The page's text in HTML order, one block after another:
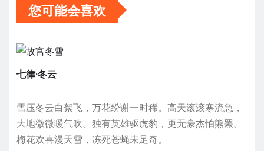
您可能会喜欢
七律·冬云
雪压冬云白絮飞，万花纷谢一时稀。高天滚滚寒流急，
大地微微暖气吹。独有英雄驱虎豹，更无豪杰怕熊罴。
梅花欢喜漫天雪，冻死苍蝇未足奇。